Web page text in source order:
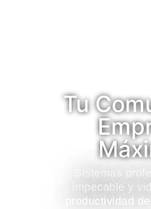
Tu
Sistemas
impecable y
productividad